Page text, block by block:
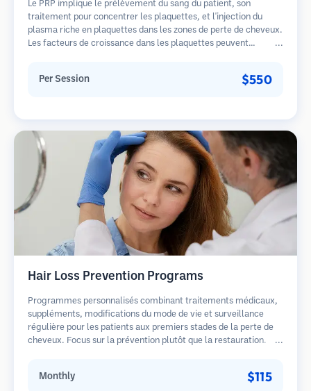
Le PRP implique le prélèvement du sang du patient, son
traitement pour concentrer les plaquettes, et l'injection du
plasma riche en plaquettes dans les zones de perte de cheveux.
Les facteurs de croissance dans les plaquettes peuvent
Plusieurs séances sont généralement nécessaires.
Per Session $550
Hair Loss Prevention Programs
Programmes personnalisés combinant traitements médicaux,
suppléments, modifications du mode de vie et surveillance
régulière pour les patients aux premiers stades de la perte de
cheveux. Focus sur la prévention plutôt que la restauration.
Monthly $115